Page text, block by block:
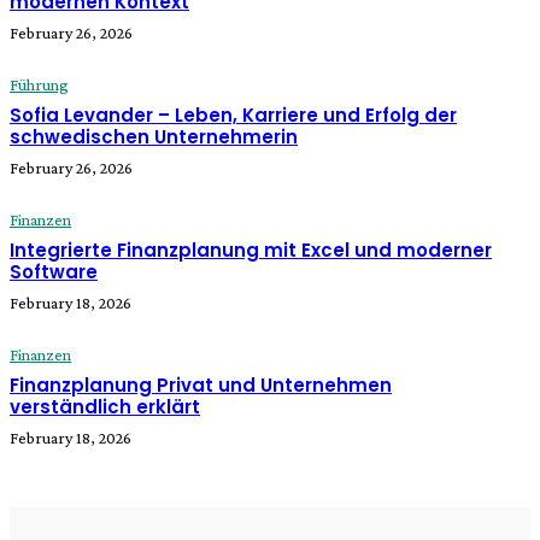
February 26, 2026
Führung
Sofia Levander – Leben, Karriere und Erfolg der
schwedischen Unternehmerin
February 26, 2026
Finanzen
Integrierte Finanzplanung mit Excel und moderner
Software
February 18, 2026
Finanzen
Finanzplanung Privat und Unternehmen
verständlich erklärt
February 18, 2026